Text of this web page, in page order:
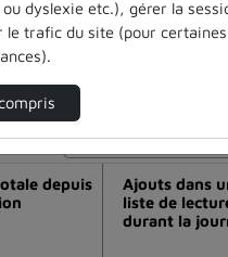
- comment
?
depuis
Ajouts dans
liste de
durant la
dyslexie etc.), gérer la
trafic du site (pour certaines